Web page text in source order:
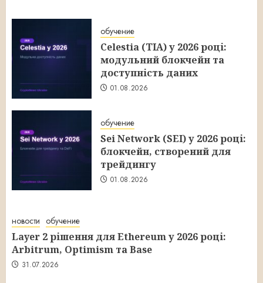
обучение
Celestia (TIA) у 2026 році:
модульний блокчейн та
доступність даних
01.08.2026
обучение
Sei Network (SEI) у 2026 році:
блокчейн, створений для
трейдингу
01.08.2026
новости обучение
Layer 2 рішення для Ethereum у 2026 році:
Arbitrum, Optimism та Base
31.07.2026